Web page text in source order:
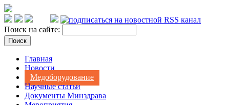
Поиск на сайте:
Главная
Новости
Медоборудование
Научные статьи
Документы Минздрава